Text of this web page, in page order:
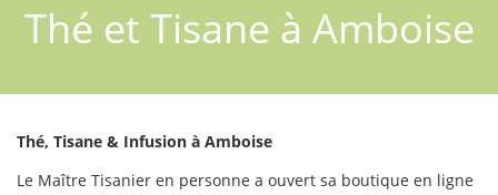
Thé et Tisane à Amboise
Thé, Tisane & Infusion à Amboise
Le Maître Tisanier en personne a ouvert sa boutique en ligne